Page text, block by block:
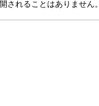
されることはありません。